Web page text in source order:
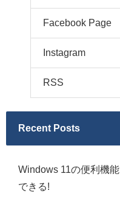
Facebook Page
Instagram
RSS
Recent Posts
Windows 11の便利機
できる!